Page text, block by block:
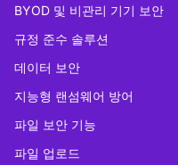
BYOD 및 비관리 기기 보안
규정 준수 솔루션
데이터 보안
지능형 랜섬웨어 방어
파일 보안 기능
파일 업로드